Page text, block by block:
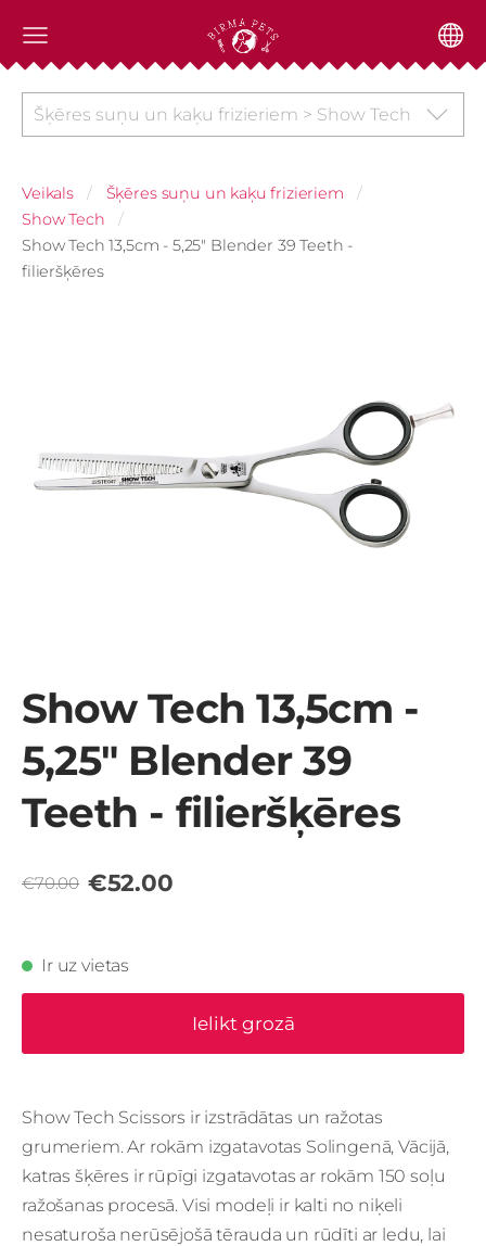
Šķēres suņu un kaķu frizieriem > Show Tech
Veikals
Šķēres suņu un kaķu frizieriem
Show Tech
Show Tech 13,5cm - 5,25" Blender 39 Teeth -
filieršķēres
Show Tech 13,5cm -
5,25" Blender 39
Teeth - filieršķēres
€70.00 €52.00
Ir uz vietas
Ielikt grozā
Show Tech Scissors ir izstrādātas un ražotas
grumeriem. Ar rokām izgatavotas Solingenā, Vācijā,
katras šķēres ir rūpīgi izgatavotas ar rokām 150 soļu
ražošanas procesā. Visi modeļi ir kalti no niķeli
nesaturoša nerūsējošā tērauda un rūdīti ar ledu, lai